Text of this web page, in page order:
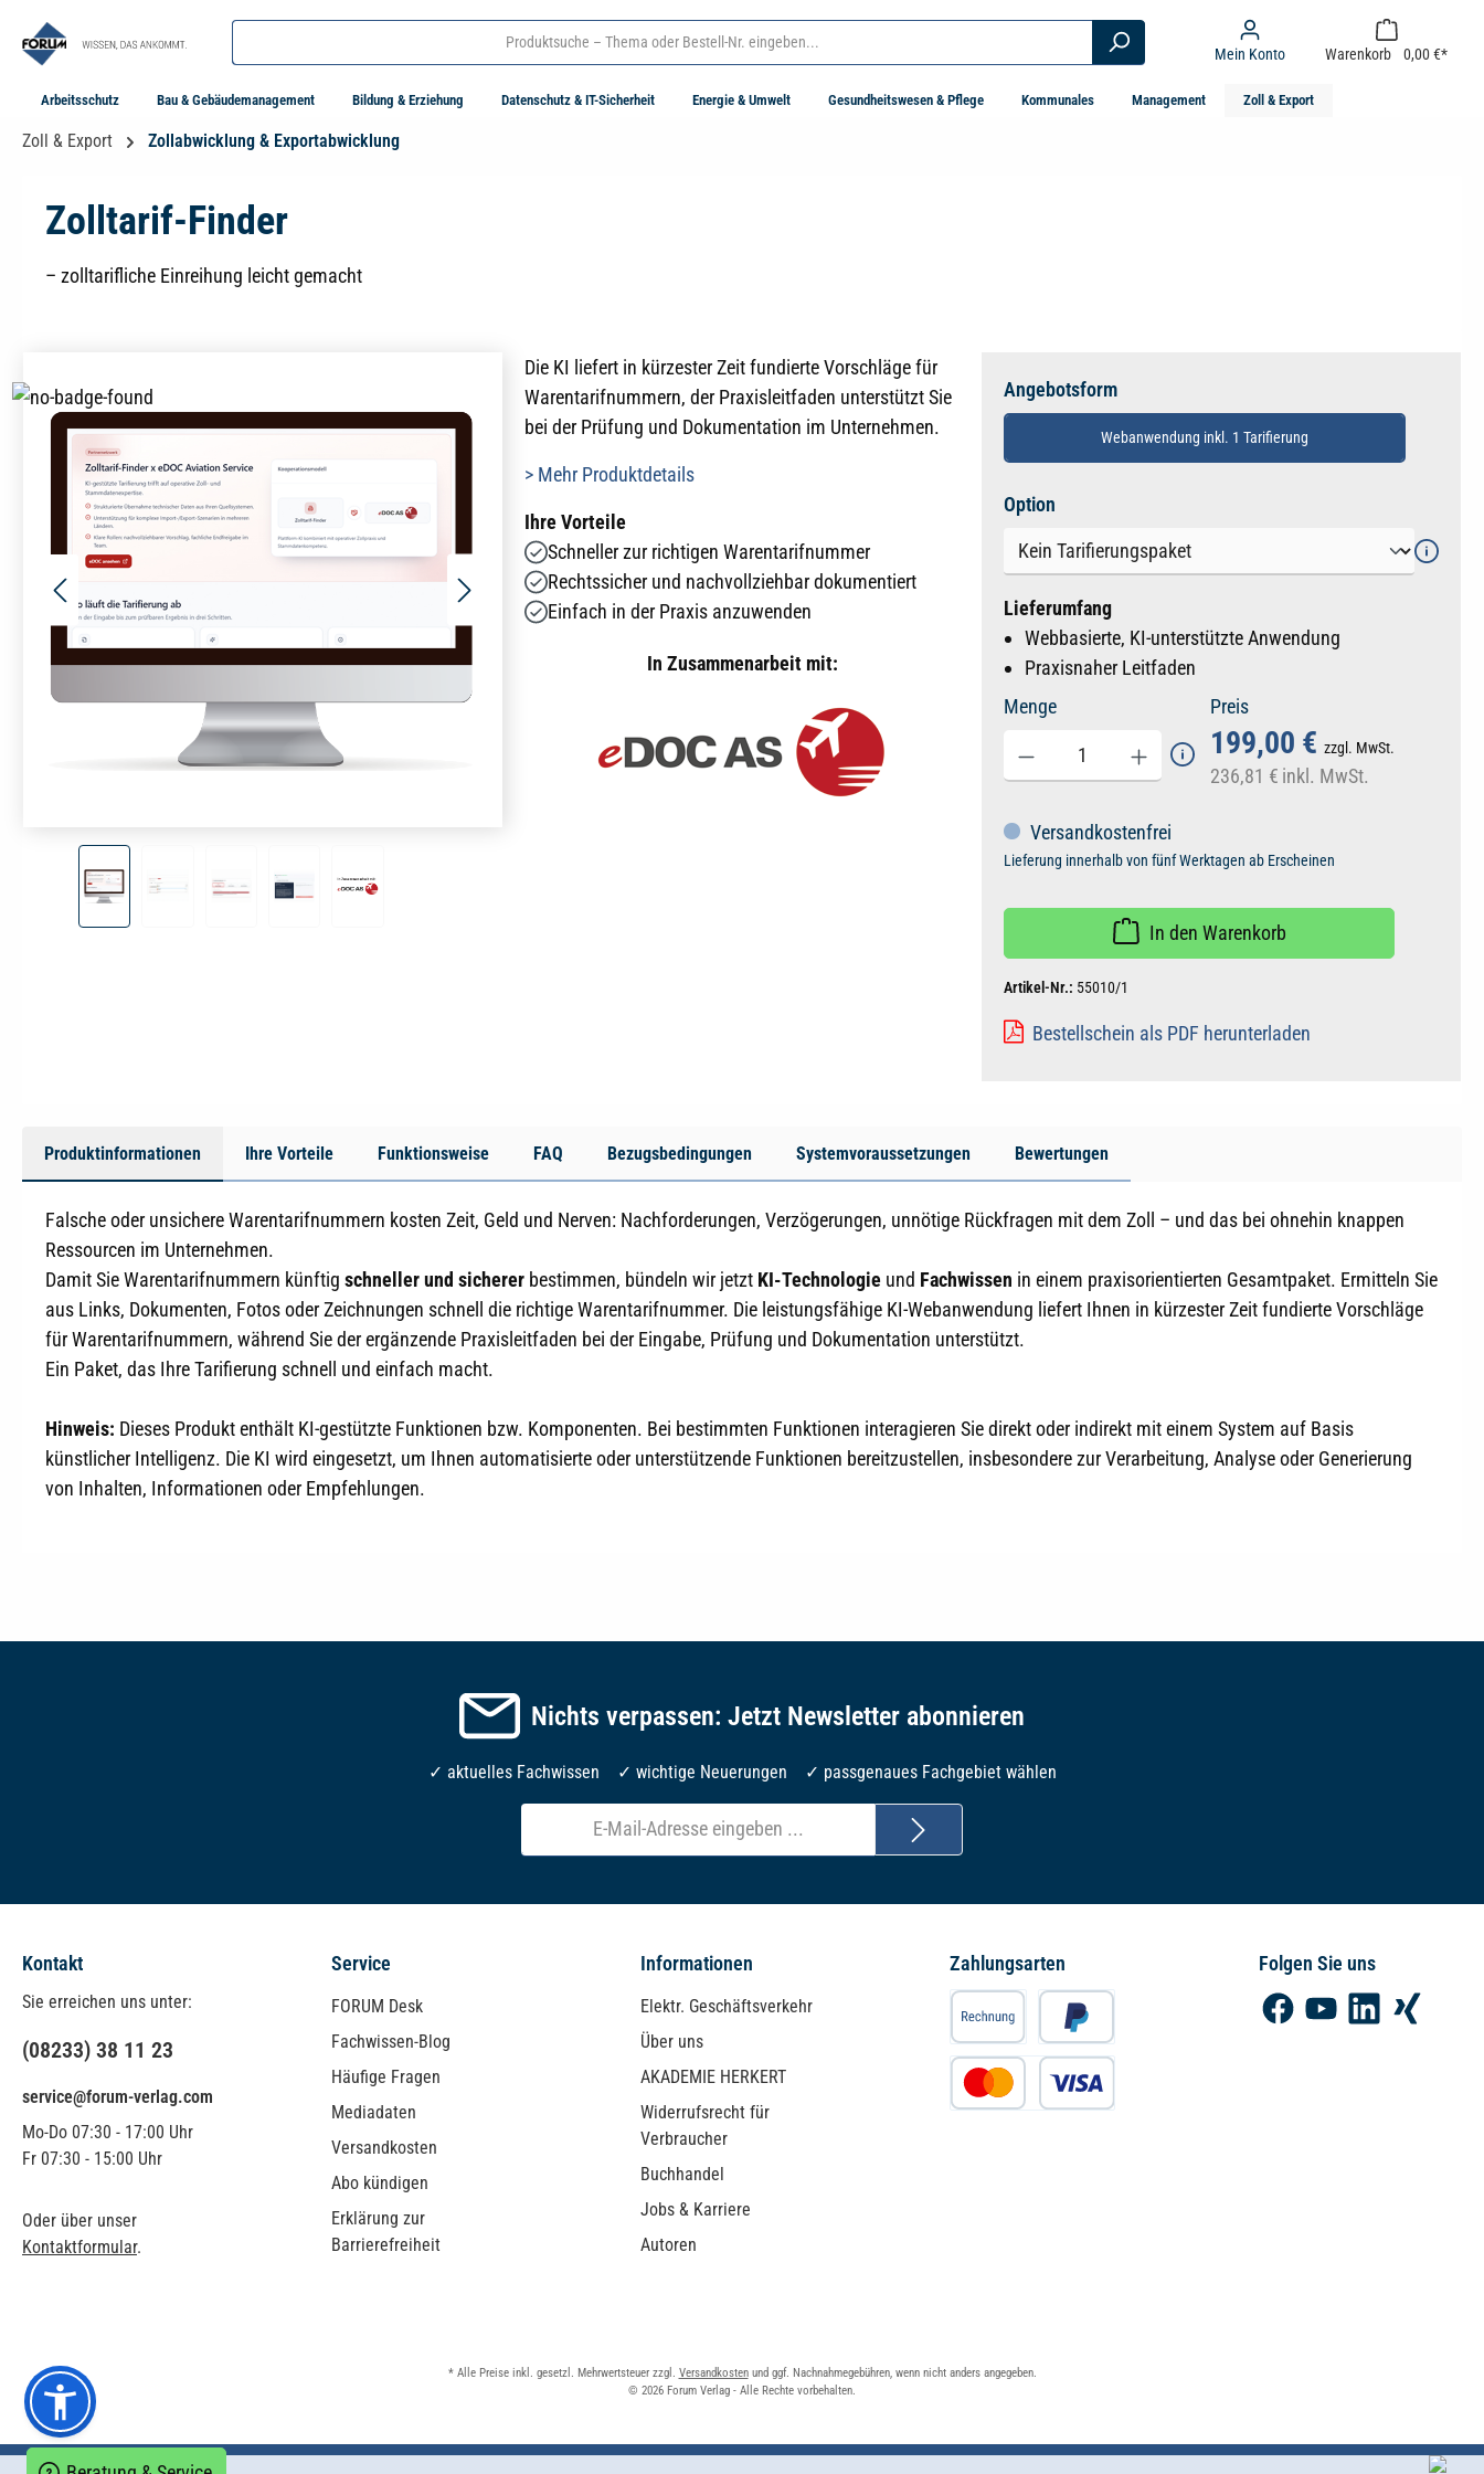
Zur Hauptnavigation springen
Mein Konto Warenkorb 0,00 €*
Arbeitsschutz Bau & Gebäudemanagement Bildung & Erziehung Datenschutz & IT-Sicherheit Energie & Umwelt Gesundheitswesen & Pflege Kommunales Management Zoll & Export
Zoll & Export Zollabwicklung & Exportabwicklung
Zolltarif-Finder
– zolltarifliche Einreihung leicht gemacht
Die KI liefert in kürzester Zeit fundierte Vorschläge für
Warentarifnummern, der Praxisleitfaden unterstützt Sie
bei der Prüfung und Dokumentation im Unternehmen.
> Mehr Produktdetails
Ihre Vorteile
Schneller zur richtigen Warentarifnummer
Rechtssicher und nachvollziehbar dokumentiert
Einfach in der Praxis anzuwenden
In Zusammenarbeit mit:
Angebotsform
Webanwendung inkl. 1 Tarifierung
Option
Lieferumfang
Webbasierte, KI-unterstützte Anwendung
Praxisnaher Leitfaden
Menge
Preis
199,00 € zzgl. MwSt.
236,81 € inkl. MwSt.
Versandkostenfrei
Lieferung innerhalb von fünf Werktagen ab Erscheinen
In den Warenkorb
Artikel-Nr.: 55010/1
Bestellschein als PDF herunterladen
Produktinformationen Ihre Vorteile Funktionsweise FAQ Bezugsbedingungen Systemvoraussetzungen Bewertungen
Falsche oder unsichere Warentarifnummern kosten Zeit, Geld und Nerven: Nachforderungen, Verzögerungen, unnötige Rückfragen mit dem Zoll – und das bei ohnehin knappen
Ressourcen im Unternehmen.
Damit Sie Warentarifnummern künftig schneller und sicherer bestimmen, bündeln wir jetzt KI-Technologie und Fachwissen in einem praxisorientierten Gesamtpaket. Ermitteln Sie
aus Links, Dokumenten, Fotos oder Zeichnungen schnell die richtige Warentarifnummer. Die leistungsfähige KI-Webanwendung liefert Ihnen in kürzester Zeit fundierte Vorschläge
für Warentarifnummern, während Sie der ergänzende Praxisleitfaden bei der Eingabe, Prüfung und Dokumentation unterstützt.
Ein Paket, das Ihre Tarifierung schnell und einfach macht.
Hinweis: Dieses Produkt enthält KI-gestützte Funktionen bzw. Komponenten. Bei bestimmten Funktionen interagieren Sie direkt oder indirekt mit einem System auf Basis
künstlicher Intelligenz. Die KI wird eingesetzt, um Ihnen automatisierte oder unterstützende Funktionen bereitzustellen, insbesondere zur Verarbeitung, Analyse oder Generierung
von Inhalten, Informationen oder Empfehlungen.
Nichts verpassen: Jetzt Newsletter abonnieren
✓ aktuelles Fachwissen ✓ wichtige Neuerungen ✓ passgenaues Fachgebiet wählen
Kontakt
Sie erreichen uns unter:
(08233) 38 11 23
service@forum-verlag.com
Mo-Do 07:30 - 17:00 Uhr
Fr 07:30 - 15:00 Uhr
Oder über unser
Kontaktformular.
Service
FORUM Desk
Fachwissen-Blog
Häufige Fragen
Mediadaten
Versandkosten
Abo kündigen
Erklärung zur
Barrierefreiheit
Informationen
Elektr. Geschäftsverkehr
Über uns
AKADEMIE HERKERT
Widerrufsrecht für
Verbraucher
Buchhandel
Jobs & Karriere
Autoren
Zahlungsarten Folgen Sie uns
FacebookYouTubeLinkedInXing
* Alle Preise inkl. gesetzl. Mehrwertsteuer zzgl. Versandkostenund ggf. Nachnahmegebühren, wenn nicht anders angegeben.
© 2026 Forum Verlag - Alle Rechte vorbehalten.